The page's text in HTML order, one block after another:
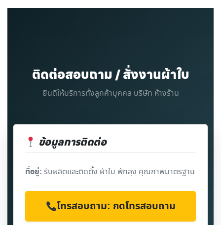
ติดต่อสอบถาม / สั่งงานผ้าใบ
ยินดีให้บริการทั้งลูกค้าบุคคล บริษัท ห้างร้าน
ข้อมูลการติดต่อ
ที่อยู่: รับผลิตและติดตั้ง ผ้าใบ พัทลุง คุณภาพมาตรฐาน
โทรสอบถาม: กดโทรสอบถาม